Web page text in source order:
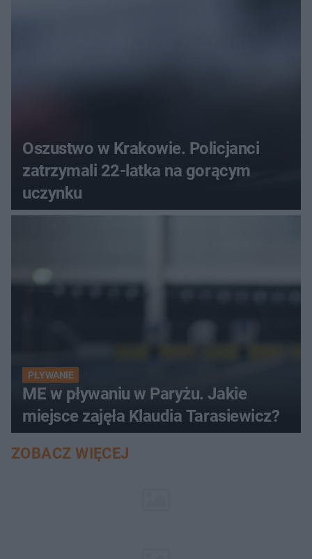
Oszustwo w Krakowie. Policjanci
zatrzymali 22-latka na gorącym
uczynku
PŁYWANIE
ME w pływaniu w Paryżu. Jakie
miejsce zajęła Klaudia Tarasiewicz?
ZOBACZ WIĘCEJ